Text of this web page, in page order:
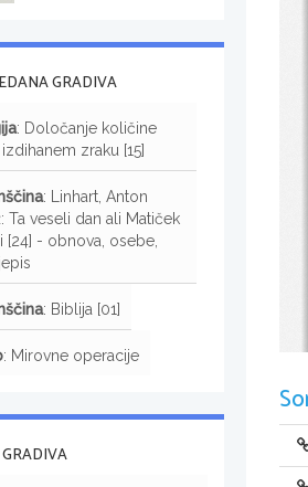
GRADIVA
: Določanje količine
zraku [15]
: Linhart, Anton
Ta veseli dan ali Matiček
[24] - obnova, osebe,
: Biblija [01]
: Mirovne operacije